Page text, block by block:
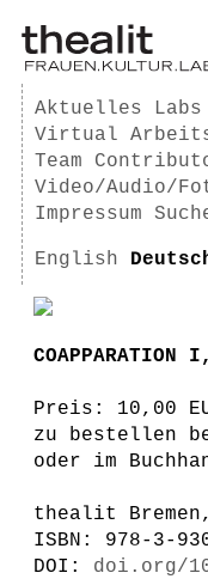
Aktuelles Labs
Virtual
Team
Video/Audio/
Impressum
English
Preis: 10,00
zu bestellen
oder im
thealit
ISBN: 978-3-
DOI: doi.org/